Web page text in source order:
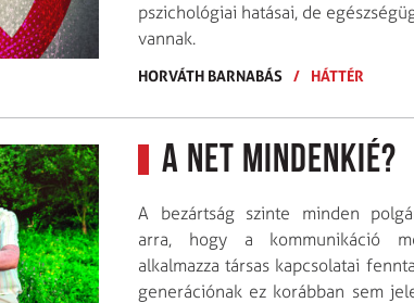
pszichológiai hatásai, de
vannak.
HORVÁTH BARNABÁS / HÁTTÉR
A net mindenkié?
A bezártság szinte minden
arra, hogy a kommunikáció
alkalmazza társas kapcsolatai
generációnak ez korábban sem